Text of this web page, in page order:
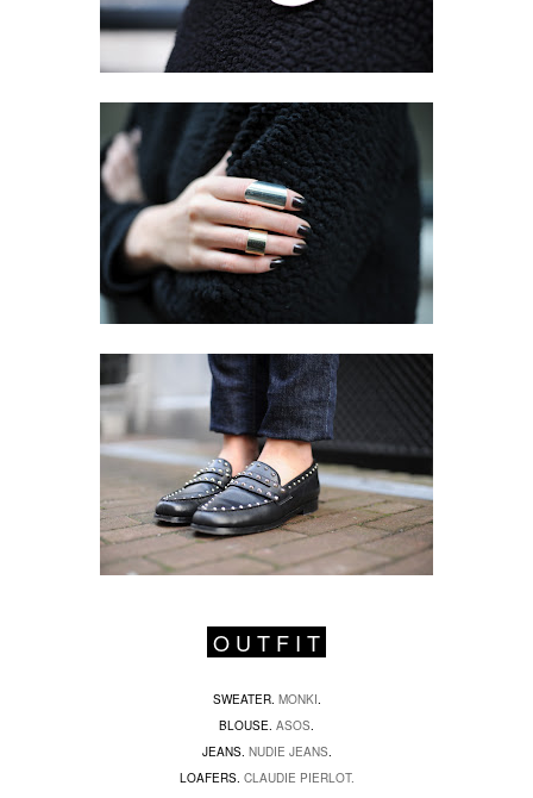
O U T F I T
SWEATER. MONKI
BLOUSE. ASOS
JEANS. NUDIE JEANS.
LOAFERS. CLAUDIE PIERLOT.